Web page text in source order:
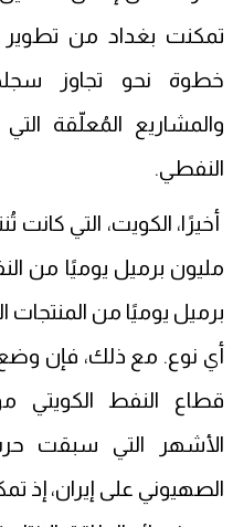
تمكنت بغداد من
خطوة نحو تجاوز
والمشاريع المُعلّقة
النفطي.
مليون برميل يوميًا من
برميل يوميًا من
أي نوع. مع ذلك، فإن وضع
قطاع النفط الكويتي
الأشهر التي سبقت حرب
الصهيوني على إيران،